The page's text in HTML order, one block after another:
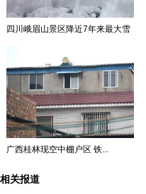
四川峨眉山景区降近7年来最大雪
广西桂林现空中棚户区 铁...
相关报道